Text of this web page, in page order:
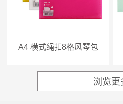
A4 横式绳扣8格风琴包
浏览更